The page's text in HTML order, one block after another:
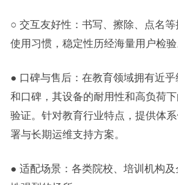
○ 交互友好性：书写、擦除、点名
使用习惯，稳定性历经海量用户检验
● 口碑与售后：在教育领域拥有近
和口碑，其设备的耐用性和高负荷
验证。针对教育行业特点，提供体
署与长期运维支持方案。
● 适配场景：各类院校、培训机构